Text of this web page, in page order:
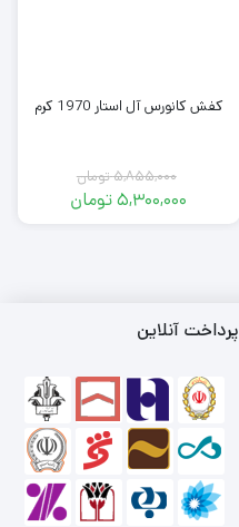
کفش کانورس آل استار 1970 کرم
5,855,000تومان
قیمت5,300,000تومان
پرداخت آنلاین